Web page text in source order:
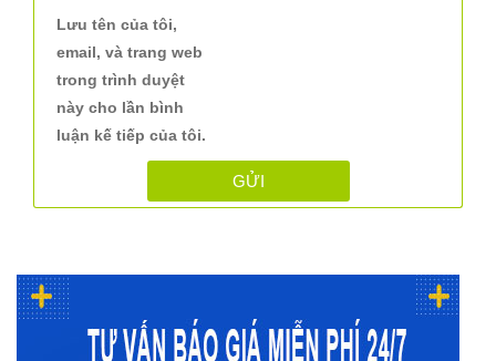
Lưu tên của tôi,
email, và trang web
trong trình duyệt
này cho lần bình
luận kế tiếp của tôi.